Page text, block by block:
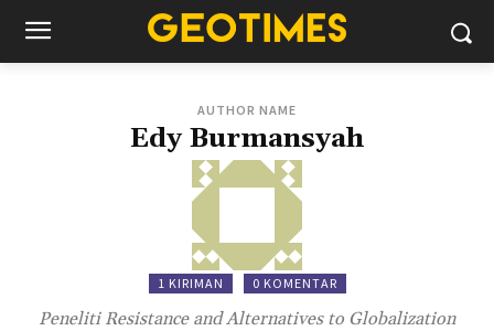
AUTHOR NAME
Edy Burmansyah
1 KIRIMAN 0 KOMENTAR
Peneliti Resistance and Alternatives to Globalization